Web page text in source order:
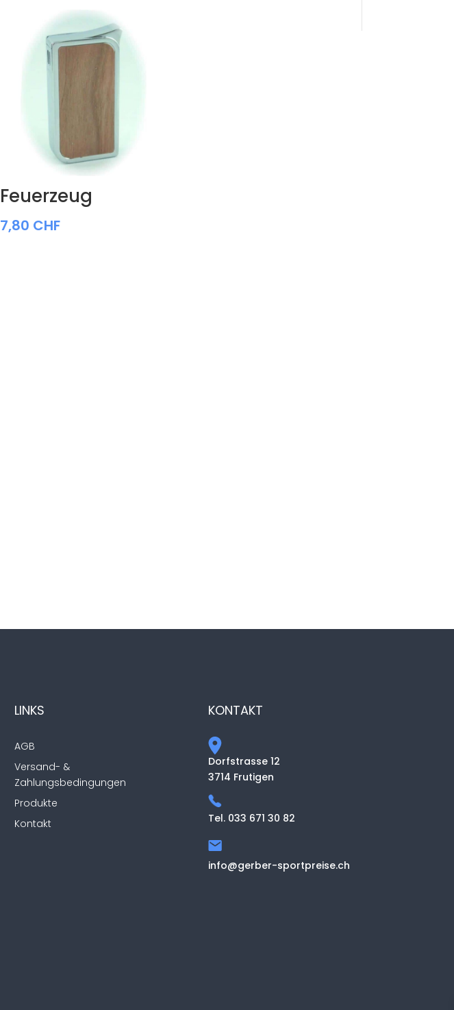
Feuerzeug
7,80 CHF
LINKS
AGB
Versand- &
Zahlungsbedingungen
Produkte
Kontakt
KONTAKT
Dorfstrasse 12
3714 Frutigen
Tel. 033 671 30 82
info@gerber-sportpreise.ch